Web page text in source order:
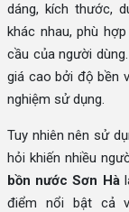
dáng, kích thước,
khác nhau, phù
cầu của người
giá cao bởi độ bền
nghiệm sử dụng.
Tuy nhiên nên sử
hỏi khiến nhiều
bồn nước Sơn Hà
điểm nổi bật cả